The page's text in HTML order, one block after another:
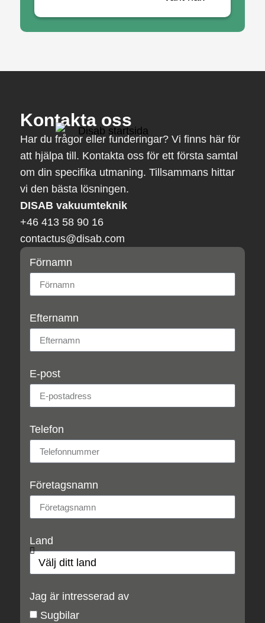
Kontakta oss
Har du frågor eller funderingar? Vi finns här för
att hjälpa till. Kontakta oss för ett första samtal
om din specifika utmaning. Tillsammans hittar
vi den bästa lösningen.
DISAB vakuumteknik
+46 413 58 90 16
contactus@disab.com
Förnamn
Efternamn
E-post
Telefon
Företagsnamn
Land
Jag är intresserad av
Sugbilar